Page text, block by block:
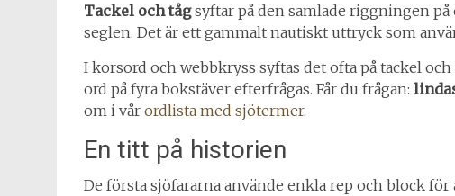
Tackel och tågsyftar på den samlade riggningen på
seglen. Det är ett gammalt nautiskt uttryck som
I korsord och webbkryss syftas det ofta på tackel och
ord på fyra bokstäver efterfrågas. Får du frågan:
om i vår ordlista med sjötermer.
En titt på historien
De första sjöfararna använde enkla rep och block